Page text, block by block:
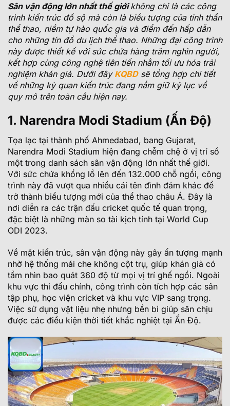
Sân vận động lớn nhất thế giớikhông chỉ là các công
trình kiến trúc đồ sộ mà còn là biểu tượng của tinh thần
thể thao, niềm tự hào quốc gia và điểm đến hấp dẫn
cho những tín đồ du lịch thể thao. Những đại công trình
này được thiết kế với sức chứa hàng trăm nghìn người,
kết hợp cùng công nghệ tiên tiến nhằm tối ưu hóa trải
nghiệm khán giả. Dưới đây KQBDsẽ tổng hợp chi tiết
về những kỳ quan kiến trúc đang nắm giữ kỷ lục về
quy mô trên toàn cầu hiện nay.
1. Narendra Modi Stadium (Ấn Độ)
Tọa lạc tại thành phố Ahmedabad, bang Gujarat,
Narendra Modi Stadium hiện đang chễm chệ ở vị trí số
một trong danh sách sân vận động lớn nhất thế giới.
Với sức chứa khổng lồ lên đến 132.000 chỗ ngồi, công
trình này đã vượt qua nhiều cái tên đình đám khác để
trở thành biểu tượng mới của thể thao châu Á. Đây là
nơi diễn ra các trận đấu cricket quốc tế quan trọng,
đặc biệt là những màn so tài kịch tính tại World Cup
ODI 2023.
Về mặt kiến trúc, sân vận động này gây ấn tượng mạnh
nhờ hệ thống mái che không cột trụ, giúp khán giả có
tầm nhìn bao quát 360 độ từ mọi vị trí ghế ngồi. Ngoài
khu vực thi đấu chính, công trình còn tích hợp các sân
tập phụ, học viện cricket và khu vực VIP sang trọng.
Việc sử dụng vật liệu nhẹ nhưng bền bỉ giúp sân chịu
được các điều kiện thời tiết khắc nghiệt tại Ấn Độ.